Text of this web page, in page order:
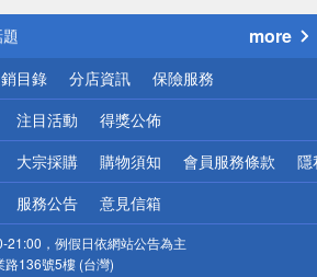
配送
！請小心！
more
目錄 分店資訊 保險服務
注目活動 得獎公佈
大宗採購 購物須知 會員服務條款 隱
服務公告 意見信箱
21:00，例假日依網站公告為主
路136號5樓 (台灣)